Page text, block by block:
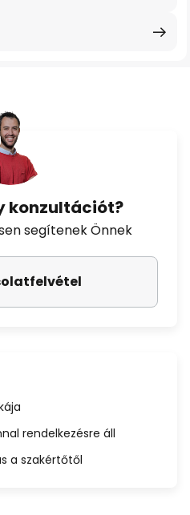
konzultációt?
segítenek Önnek
rendelkezésre áll
a szakértőtől